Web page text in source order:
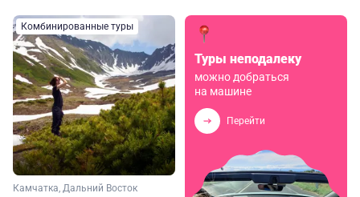
Комбинированные туры
Камчатка, Дальний Восток
Туры неподалеку
можно добраться
на машине
Перейти